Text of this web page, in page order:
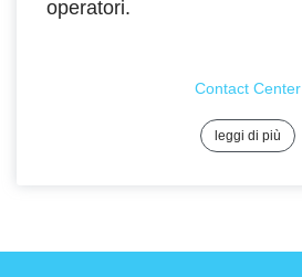
operatori.
leggi di più
Contact Center